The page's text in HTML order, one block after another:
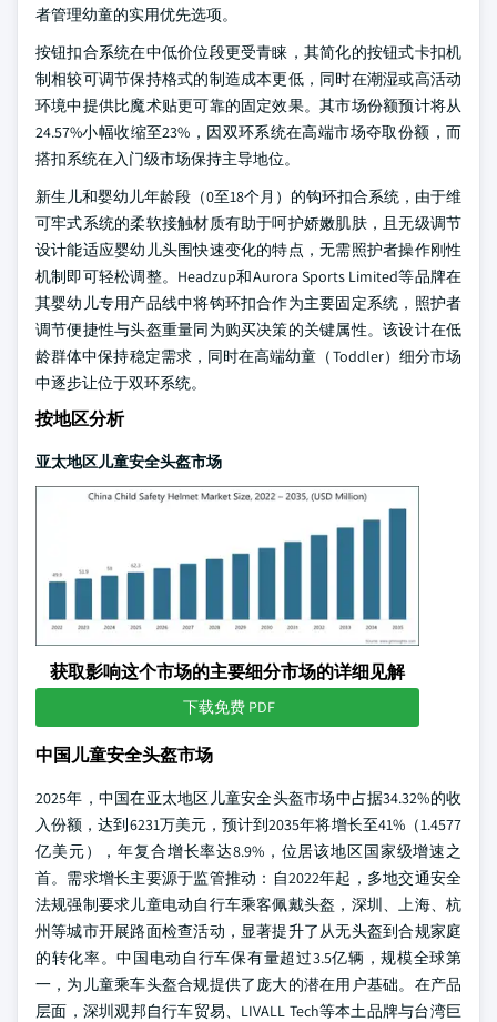
者管理幼童的实用优先选项。
按钮扣合系统在中低价位段更受青睐，其简化的按钮式卡扣机
制相较可调节保持格式的制造成本更低，同时在潮湿或高活动
环境中提供比魔术贴更可靠的固定效果。其市场份额预计将从
24.57%小幅收缩至23%，因双环系统在高端市场夺取份额，而
搭扣系统在入门级市场保持主导地位。
新生儿和婴幼儿年龄段（0至18个月）的钩环扣合系统，由于维
可牢式系统的柔软接触材质有助于呵护娇嫩肌肤，且无级调节
设计能适应婴幼儿头围快速变化的特点，无需照护者操作刚性
机制即可轻松调整。Headzup和Aurora Sports Limited等品牌在
其婴幼儿专用产品线中将钩环扣合作为主要固定系统，照护者
调节便捷性与头盔重量同为购买决策的关键属性。该设计在低
龄群体中保持稳定需求，同时在高端幼童（Toddler）细分市场
中逐步让位于双环系统。
按地区分析
亚太地区儿童安全头盔市场
获取影响这个市场的主要细分市场的详细见解
下载免费 PDF
中国儿童安全头盔市场
2025年，中国在亚太地区儿童安全头盔市场中占据34.32%的收
入份额，达到6231万美元，预计到2035年将增长至41%（1.4577
亿美元），年复合增长率达8.9%，位居该地区国家级增速之
首。需求增长主要源于监管推动：自2022年起，多地交通安全
法规强制要求儿童电动自行车乘客佩戴头盔，深圳、上海、杭
州等城市开展路面检查活动，显著提升了从无头盔到合规家庭
的转化率。中国电动自行车保有量超过3.5亿辆，规模全球第
一，为儿童乘车头盔合规提供了庞大的潜在用户基础。在产品
层面，深圳观邦自行车贸易、LIVALL Tech等本土品牌与台湾巨